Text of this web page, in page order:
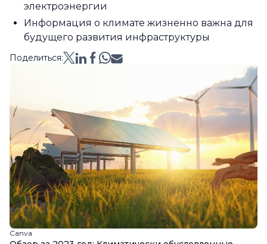
электроэнергии
Информация о климате жизненно важна для
будущего развития инфраструктуры
Поделиться:
Canva